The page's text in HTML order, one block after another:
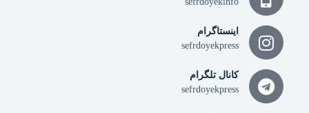
اینستاگرام
sefrdoyekpress
کانال تلگرام
sefrdoyekpress